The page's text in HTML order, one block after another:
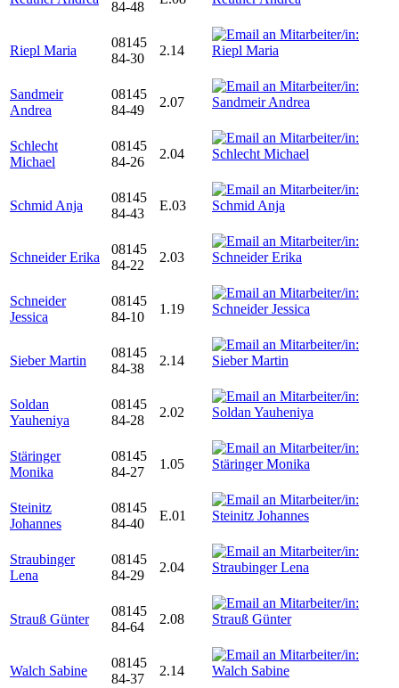
84-48
Riepl Maria
08145
84-30
2.14
Sandmeir
Andrea
08145
84-49
2.07
Schlecht
Michael
08145
84-26
2.04
Schmid Anja
08145
84-43
E.03
Schneider Erika
08145
84-22
2.03
Schneider
Jessica
08145
84-10
1.19
Sieber Martin
08145
84-38
2.14
Soldan
Yauheniya
08145
84-28
2.02
Stäringer
Monika
08145
84-27
1.05
Steinitz
Johannes
08145
84-40
E.01
Straubinger
Lena
08145
84-29
2.04
Strauß Günter
08145
84-64
2.08
Walch Sabine
08145
84-37
2.14